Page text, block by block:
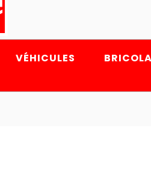
VÉHICULES